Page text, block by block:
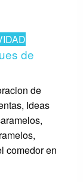
de
de
Ideas
comedor en